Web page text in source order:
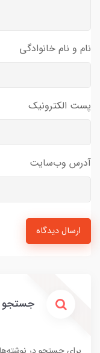
نام و نام خانوادگی
پست الکترونیک
آدرس وب‌سایت
ارسال دیدگاه
جستجو